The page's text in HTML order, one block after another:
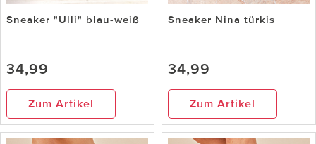
Sneaker "Ulli" blau-weiß
34,99
Zum Artikel
Sneaker Nina türkis
34,99
Zum Artikel